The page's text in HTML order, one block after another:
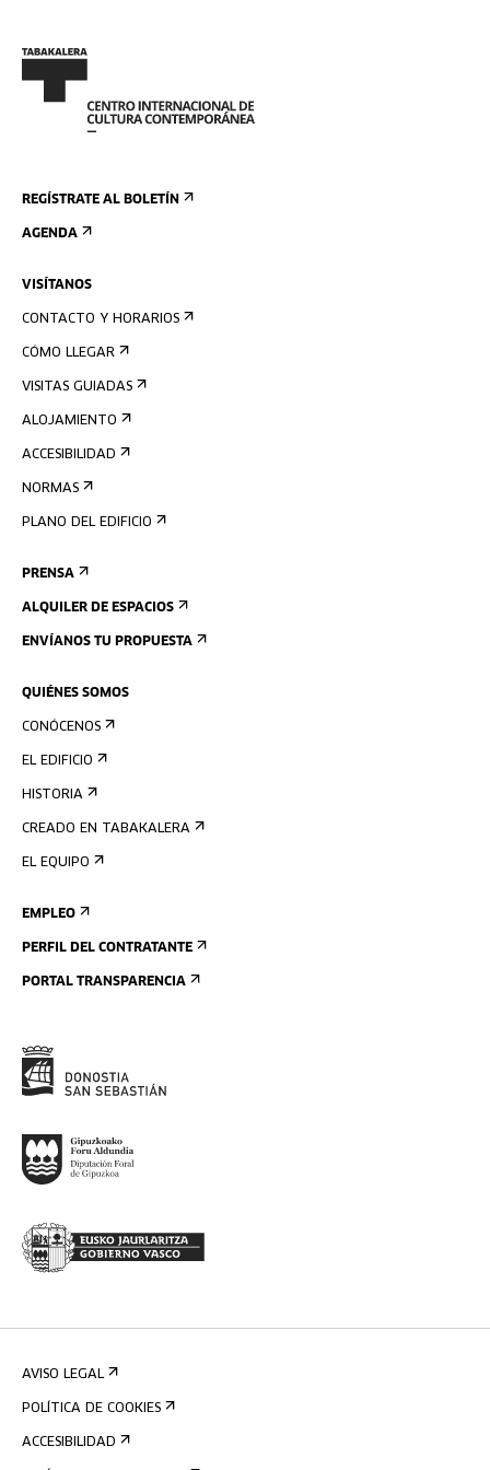
REGÍSTRATE AL BOLETÍN
AGENDA
VISÍTANOS
CONTACTO Y HORARIOS
CÓMO LLEGAR
VISITAS GUIADAS
ALOJAMIENTO
ACCESIBILIDAD
NORMAS
PLANO DEL EDIFICIO
PRENSA
ALQUILER DE ESPACIOS
ENVÍANOS TU PROPUESTA
QUIÉNES SOMOS
CONÓCENOS
EL EDIFICIO
HISTORIA
CREADO EN TABAKALERA
EL EQUIPO
EMPLEO
PERFIL DEL CONTRATANTE
PORTAL TRANSPARENCIA
AVISO LEGAL
POLÍTICA DE COOKIES
ACCESIBILIDAD